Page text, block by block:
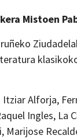
Mistoen
Alforja,
Ingles, La
Marijose